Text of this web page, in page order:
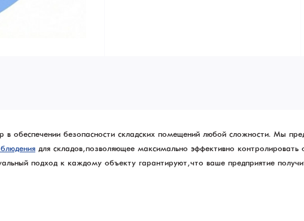
в обеспечении безопасности складских помещений любой сложности. Мы
для складов, позволяющее максимально эффективно
подход к каждому объекту гарантируют, что ваше предприятие